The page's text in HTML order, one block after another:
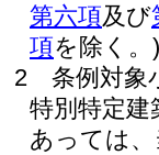
第六項及び
項を除く。)
2
条例対象
特別特定建
あっては